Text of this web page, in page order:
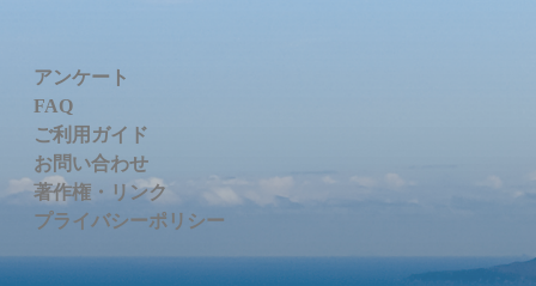
アンケート
FAQ
ご利用ガイド
お問い合わせ
著作権・リンク
プライバシーポリシー